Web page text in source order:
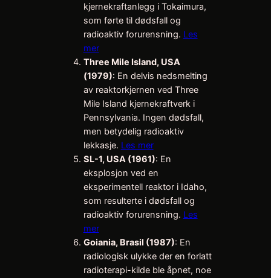
kjernekraftanlegg i Tokaimura,
som førte til dødsfall og
radioaktiv forurensning. Les
mer
Three Mile Island, USA
(1979): En delvis nedsmelting
av reaktorkjernen ved Three
Mile Island kjernekraftverk i
Pennsylvania. Ingen dødsfall,
men betydelig radioaktiv
lekkasje. Les mer
SL-1, USA (1961): En
eksplosjon ved en
eksperimentell reaktor i Idaho,
som resulterte i dødsfall og
radioaktiv forurensning. Les
mer
Goiania, Brasil (1987): En
radiologisk ulykke der en forlatt
radioterapi-kilde ble åpnet, noe